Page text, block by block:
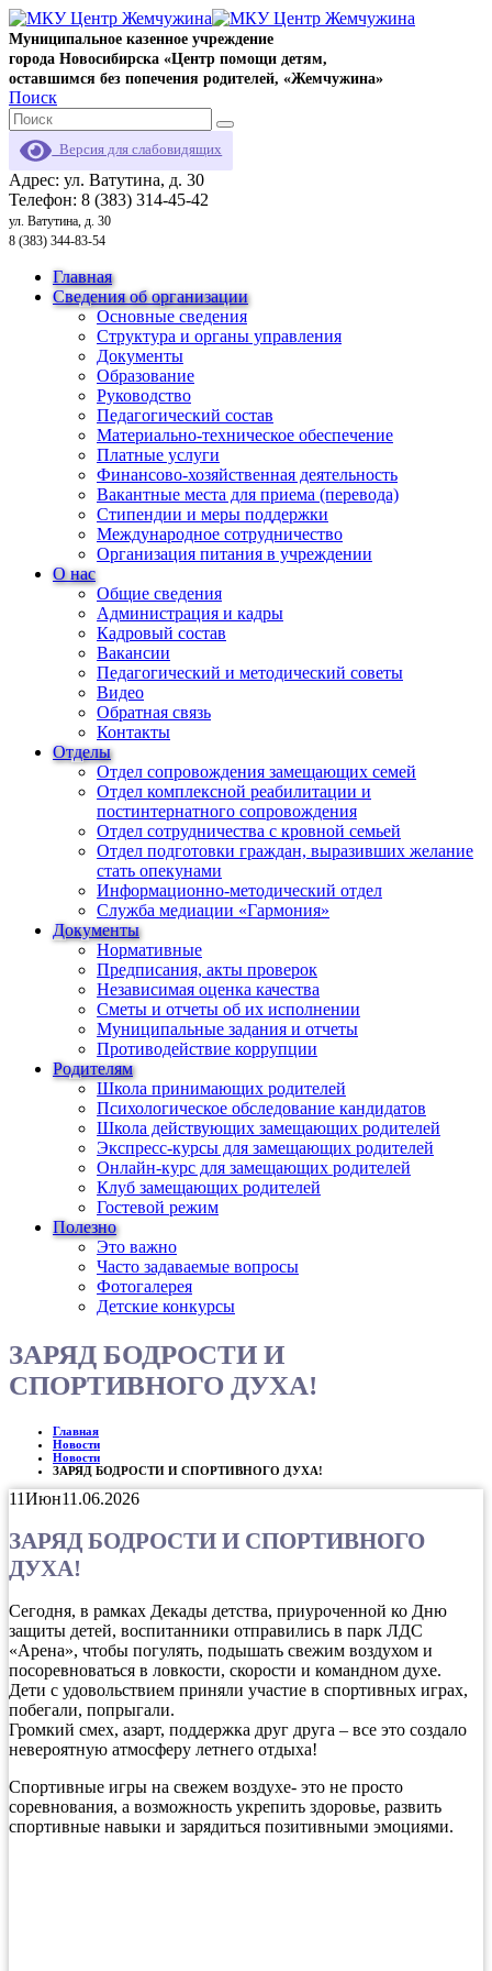
Муниципальное казенное учреждение
города Новосибирска «Центр помощи детям,
оставшимся без попечения родителей, «Жемчужина»
Поиск
Версия для слабовидящих
Адрес: ул. Ватутина, д. 30
Телефон: 8 (383) 314-45-42
ул. Ватутина, д. 30
8 (383) 344-83-54
Главная
Сведения об организации
Основные сведения
Структура и органы управления
Документы
Образование
Руководство
Педагогический состав
Материально-техническое обеспечение
Платные услуги
Финансово-хозяйственная деятельность
Вакантные места для приема (перевода)
Стипендии и меры поддержки
Международное сотрудничество
Организация питания в учреждении
О нас
Общие сведения
Администрация и кадры
Кадровый состав
Вакансии
Педагогический и методический советы
Видео
Обратная связь
Контакты
Отделы
Отдел сопровождения замещающих семей
Отдел комплексной реабилитации и
постинтернатного сопровождения
Отдел сотрудничества с кровной семьей
Отдел подготовки граждан, выразивших желание
стать опекунами
Информационно-методический отдел
Служба медиации «Гармония»
Документы
Нормативные
Предписания, акты проверок
Независимая оценка качества
Сметы и отчеты об их исполнении
Муниципальные задания и отчеты
Противодействие коррупции
Родителям
Школа принимающих родителей
Психологическое обследование кандидатов
Школа действующих замещающих родителей
Экспресс-курсы для замещающих родителей
Онлайн-курс для замещающих родителей
Клуб замещающих родителей
Гостевой режим
Полезно
Это важно
Часто задаваемые вопросы
Фотогалерея
Детские конкурсы
ЗАРЯД БОДРОСТИ И
СПОРТИВНОГО ДУХА!
Главная
Новости
Новости
ЗАРЯД БОДРОСТИ И СПОРТИВНОГО ДУХА!
11Июн11.06.2026
ЗАРЯД БОДРОСТИ И СПОРТИВНОГО
ДУХА!
Сегодня, в рамках Декады детства, приуроченной ко Дню
защиты детей, воспитанники отправились в парк ЛДС
«Арена», чтобы погулять, подышать свежим воздухом и
посоревноваться в ловкости, скорости и командном духе.
Дети с удовольствием приняли участие в спортивных играх,
побегали, попрыгали.
Громкий смех, азарт, поддержка друг друга – все это создало
невероятную атмосферу летнего отдыха!
Спортивные игры на свежем воздухе- это не просто
соревнования, а возможность укрепить здоровье, развить
спортивные навыки и зарядиться позитивными эмоциями.